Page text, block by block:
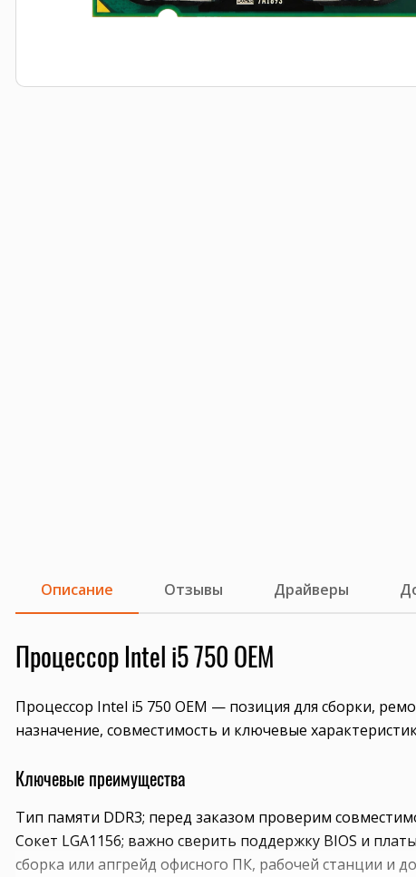
Описание Отзывы Драйверы
Процессор Intel i5 750 OEM
Процессор Intel i5 750 OEM — позиция для сборки,
назначение, совместимость и ключевые
Ключевые преимущества
Тип памяти DDR3; перед заказом проверим
Сокет LGA1156; важно сверить поддержку BIOS и
сборка или апгрейд офисного ПК, рабочей станции и